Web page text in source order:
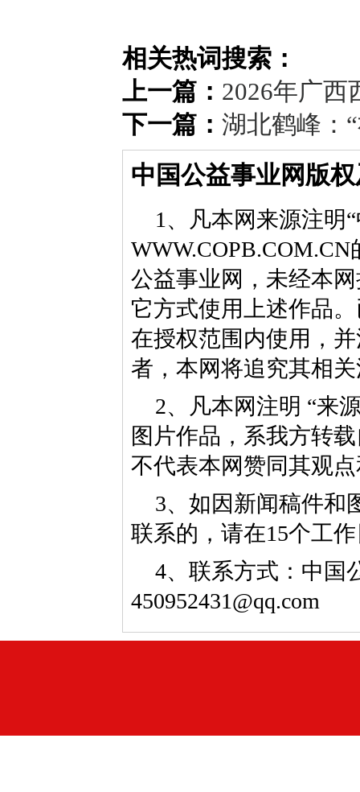
相关热词搜索：
上一篇： 2026年广西
下一篇： 湖北鹤峰：
中国公益事业网版
1、凡本网来源注明
公益事业网，未经本
它方式使用上述作品
在授权范围内使用，
者，本网将追究其相
2、凡本网注明 “来
图片作品，系我方转
不代表本网赞同其观
3、如因新闻稿件和
联系的，请在15个工
4、联系方式：中国
450952431@qq.com